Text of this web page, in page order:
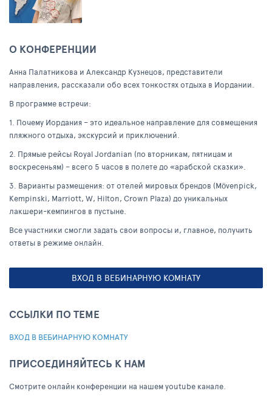
О КОНФЕРЕНЦИИ
Анна Палатникова и Александр Кузнецов, представители
направления, рассказали обо всех тонкостях отдыха в Иордании.
В программе встречи:
1. Почему Иордания – это идеальное направление для совмещения
пляжного отдыха, экскурсий и приключений.
2. Прямые рейсы Royal Jordanian (по вторникам, пятницам и
воскресеньям) – всего 5 часов в полете до «арабской сказки».
3. Варианты размещения: от отелей мировых брендов (Mövenpick,
Kempinski, Marriott, W, Hilton, Crown Plaza) до уникальных
лакшери-кемпингов в пустыне.
Все участники смогли задать свои вопросы и, главное, получить
ответы в режиме онлайн.
ВХОД В ВЕБИНАРНУЮ КОМНАТУ
ССЫЛКИ ПО ТЕМЕ
ВХОД В ВЕБИНАРНУЮ КОМНАТУ
ПРИСОЕДИНЯЙТЕСЬ К НАМ
Cмотрите онлайн конференции на нашем youtube канале.